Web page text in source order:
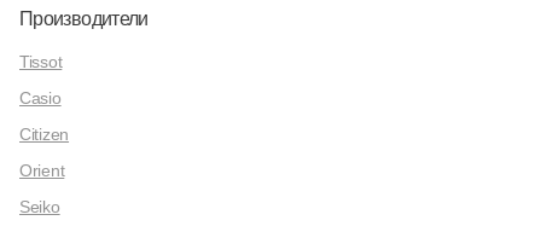
Производители
Tissot
Casio
Citizen
Orient
Seiko